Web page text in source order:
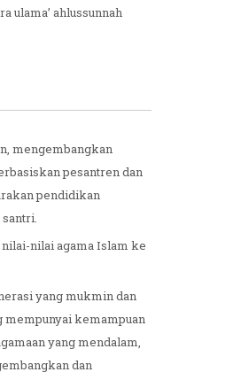
ulama’ ahlussunnah
mengembangkan
pesantren dan
pendidikan
nilai agama Islam ke
yang mukmin dan
mempunyai kemampuan
yang mendalam,
dan